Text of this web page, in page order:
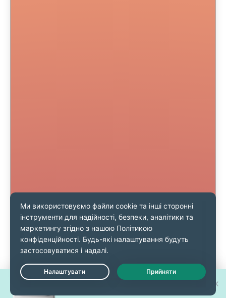
Live Chat
Виграйте один із 30 нових